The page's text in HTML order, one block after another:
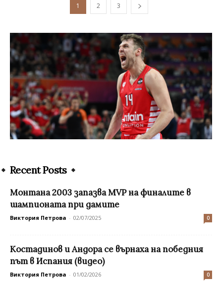
1 2 3
Recent Posts
Монтана 2003 запазва MVP на финалите в
шампионата при дамите
Виктория Петрова - 02/07/2025 0
Костадинов и Андора се върнаха на победния
път в Испания (видео)
Виктория Петрова - 01/02/2026 0